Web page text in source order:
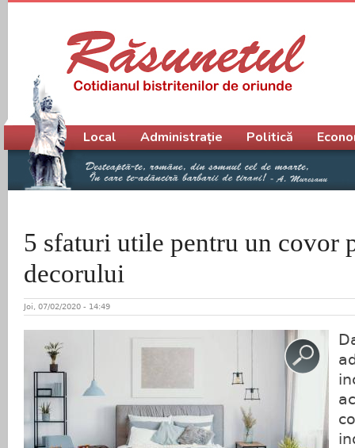
5 sfaturi utile pentru un covor
decorului
Joi, 07/02/2020 - 14:49
Meniu principal
Local Administrație Politică